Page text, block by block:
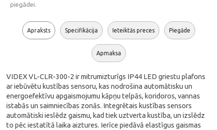
piegādei.
Apraksts Specifikācija Ieteiktās preces Piegāde
Apmaksa
VIDEX VL-CLR-300-2 ir mitrumizturīgs IP44 LED griestu plafons
ar iebūvētu kustības sensoru, kas nodrošina automātisku un
energoefektīvu apgaismojumu kāpņu telpās, koridoros, vannas
istabās un saimniecības zonās. Integrētais kustības sensors
automātiski ieslēdz gaismu, kad tiek uztverta kustība, un izslēdz
to pēc iestatītā laika aiztures. Ierīce piedāvā elastīgus gaismas